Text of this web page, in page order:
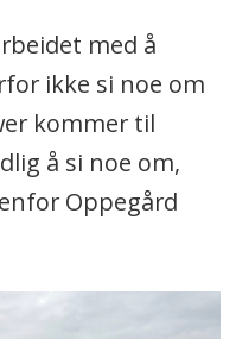
med å
ikke si noe om
kommer til
å si noe om,
Oppegård